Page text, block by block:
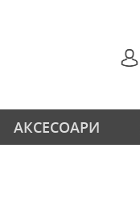
АКСЕСОАРИ